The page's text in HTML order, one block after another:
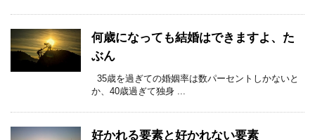
何歳になっても結婚はできますよ、た
ぶん
35歳を過ぎての婚姻率は数パーセントしかないと
か、40歳過ぎて独身 ...
好かれる要素と好かれない要素